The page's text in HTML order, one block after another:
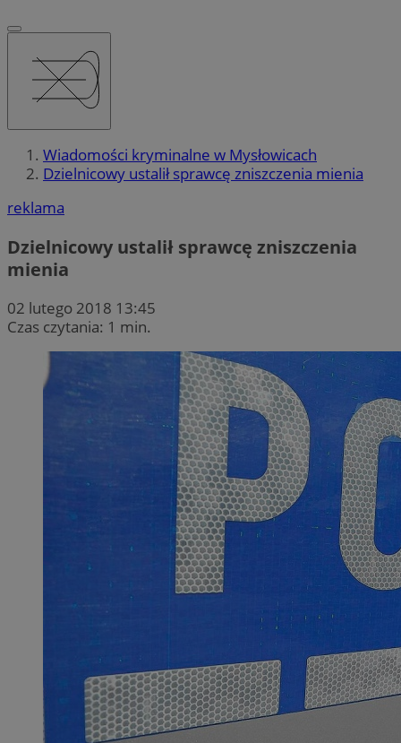
Wiadomości kryminalne w Mysłowicach
Dzielnicowy ustalił sprawcę zniszczenia mienia
reklama
Dzielnicowy ustalił sprawcę zniszczenia
mienia
02 lutego 2018 13:45
Czas czytania: 1 min.